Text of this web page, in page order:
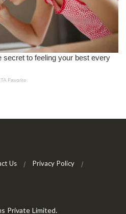
Us
Privacy Policy
Private Limited.